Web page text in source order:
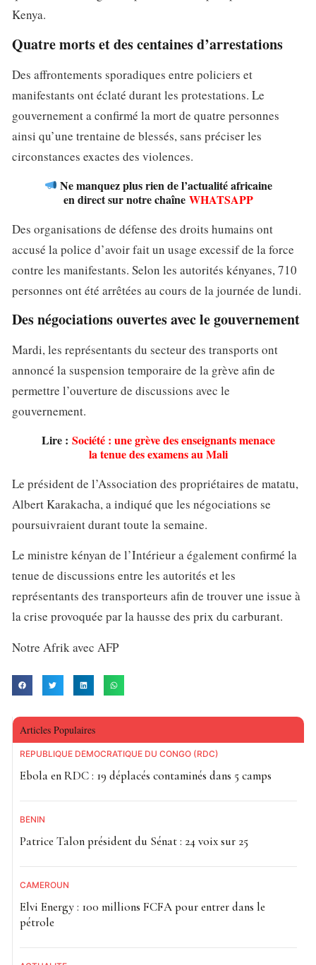
Kenya.
Quatre morts et des centaines d’arrestations
Des affrontements sporadiques entre policiers et
manifestants ont éclaté durant les protestations. Le
gouvernement a confirmé la mort de quatre personnes
ainsi qu’une trentaine de blessés, sans préciser les
circonstances exactes des violences.
Ne manquez plus rien de l’actualité africaine
en direct sur notre chaîne WHATSAPP
Des organisations de défense des droits humains ont
accusé la police d’avoir fait un usage excessif de la force
contre les manifestants. Selon les autorités kényanes, 710
personnes ont été arrêtées au cours de la journée de lundi.
Des négociations ouvertes avec le gouvernement
Mardi, les représentants du secteur des transports ont
annoncé la suspension temporaire de la grève afin de
permettre l’ouverture de discussions avec le
gouvernement.
Lire : Société : une grève des enseignants menace
la tenue des examens au Mali
Le président de l’Association des propriétaires de matatu,
Albert Karakacha, a indiqué que les négociations se
poursuivraient durant toute la semaine.
Le ministre kényan de l’Intérieur a également confirmé la
tenue de discussions entre les autorités et les
représentants des transporteurs afin de trouver une issue à
la crise provoquée par la hausse des prix du carburant.
Notre Afrik avec AFP
Articles Populaires
RÉPUBLIQUE DÉMOCRATIQUE DU CONGO (RDC)
Ebola en RDC : 19 déplacés contaminés dans 5 camps
BÉNIN
Patrice Talon président du Sénat : 24 voix sur 25
CAMEROUN
Elvi Energy : 100 millions FCFA pour entrer dans le
pétrole